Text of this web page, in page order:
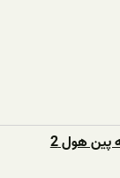
خرید دوربین مداربسته پین هول 2